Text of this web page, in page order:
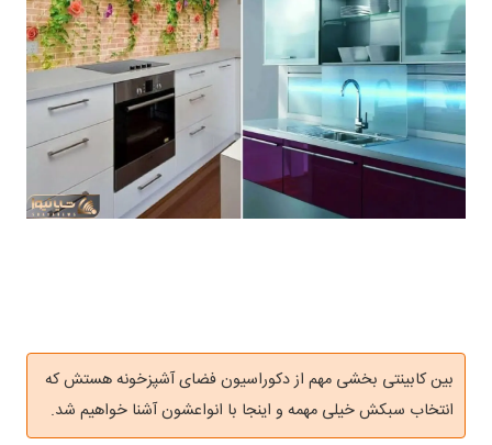
بین کابینتی بخشی مهم از دکوراسیون فضای آشپزخونه هستش که
انتخاب سبکش خیلی مهمه و اینجا با انواعشون آشنا خواهیم شد.